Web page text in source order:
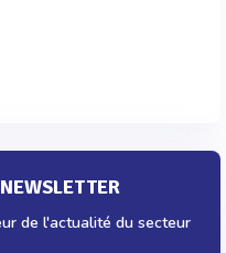
de l'actualité du secteur